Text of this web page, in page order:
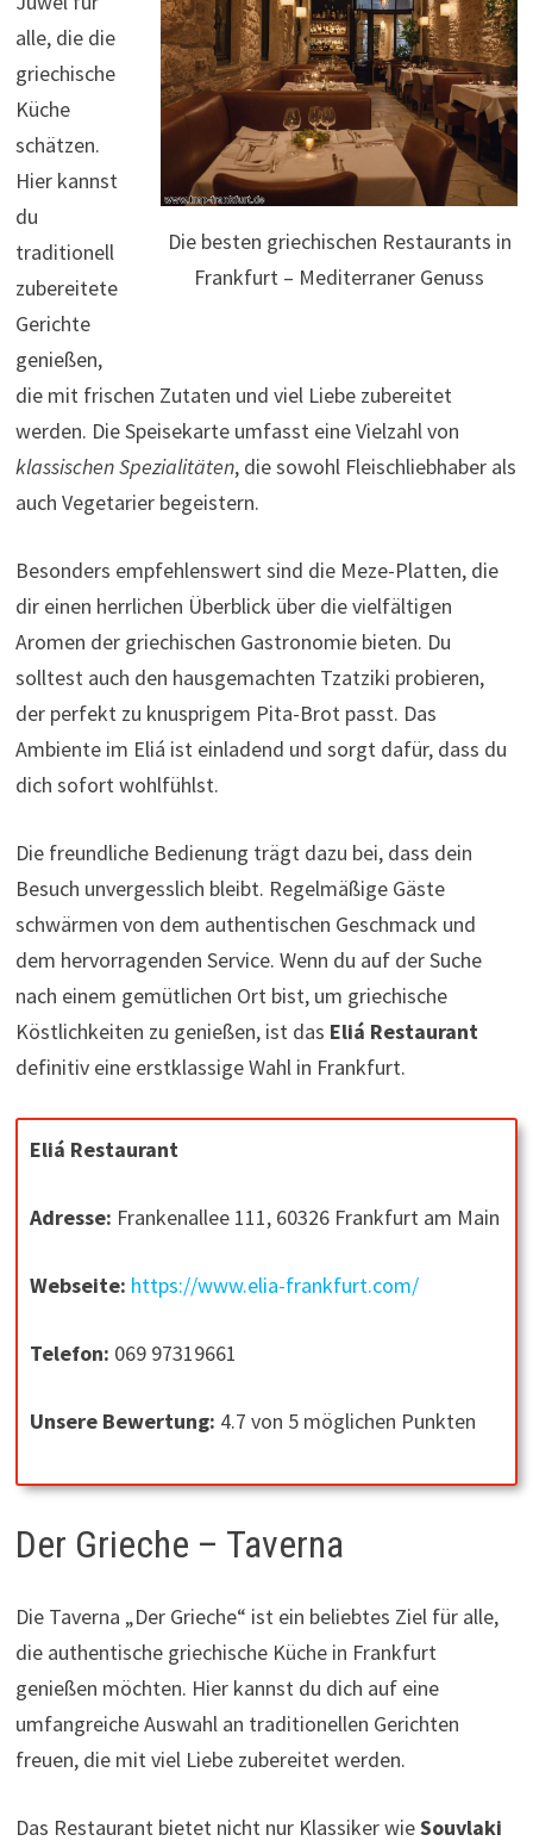
Die besten griechischen Restaurants in
Frankfurt – Mediterraner Genuss
alle, die die
griechische
Küche
schätzen.
Hier kannst
du
traditionell
zubereitete
Gerichte
genießen,
die mit frischen Zutaten und viel Liebe zubereitet
werden. Die Speisekarte umfasst eine Vielzahl von
klassischen Spezialitäten, die sowohl Fleischliebhaber als
auch Vegetarier begeistern.
Besonders empfehlenswert sind die Meze-Platten, die
dir einen herrlichen Überblick über die vielfältigen
Aromen der griechischen Gastronomie bieten. Du
solltest auch den hausgemachten Tzatziki probieren,
der perfekt zu knusprigem Pita-Brot passt. Das
Ambiente im Eliá ist einladend und sorgt dafür, dass du
dich sofort wohlfühlst.
Die freundliche Bedienung trägt dazu bei, dass dein
Besuch unvergesslich bleibt. Regelmäßige Gäste
schwärmen von dem authentischen Geschmack und
dem hervorragenden Service. Wenn du auf der Suche
nach einem gemütlichen Ort bist, um griechische
Köstlichkeiten zu genießen, ist das Eliá Restaurant
definitiv eine erstklassige Wahl in Frankfurt.
Eliá Restaurant
Adresse: Frankenallee 111, 60326 Frankfurt am Main
Webseite: https://www.elia-frankfurt.com/
Telefon: 069 97319661
Unsere Bewertung: 4.7 von 5 möglichen Punkten
Der Grieche – Taverna
Die Taverna „Der Grieche“ ist ein beliebtes Ziel für alle,
die authentische griechische Küche in Frankfurt
genießen möchten. Hier kannst du dich auf eine
umfangreiche Auswahl an traditionellen Gerichten
freuen, die mit viel Liebe zubereitet werden.
Das Restaurant bietet nicht nur Klassiker wieSouvlaki